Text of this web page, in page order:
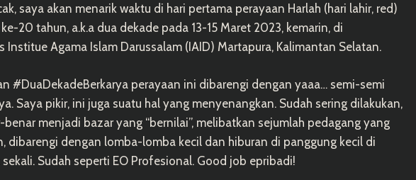
saya akan menarik waktu di hari pertama perayaan Harlah (hari lahir, red)
20 tahun, a.k.a dua dekade pada 13-15 Maret 2023, kemarin, di
Institue Agama Islam Darussalam (IAID) Martapura, Kalimantan Selatan.
#DuaDekadeBerkarya perayaan ini dibarengi dengan yaaa… semi-semi
Saya pikir, ini juga suatu hal yang menyenangkan. Sudah sering dilakukan,
menjadi bazar yang “bernilai”, melibatkan sejumlah pedagang yang
dibarengi dengan lomba-lomba kecil dan hiburan di panggung kecil di
Sudah seperti EO Profesional. Good job epribadi!